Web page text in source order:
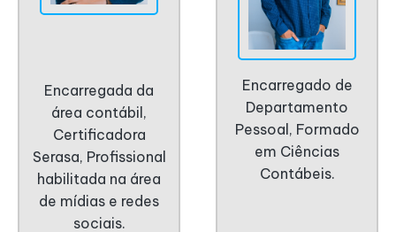
Encarregada da
área contábil,
Certificadora
Serasa, Profissional
habilitada na área
de mídias e redes
sociais.
Encarregado de
Departamento
Pessoal, Formado
em Ciências
Contábeis.